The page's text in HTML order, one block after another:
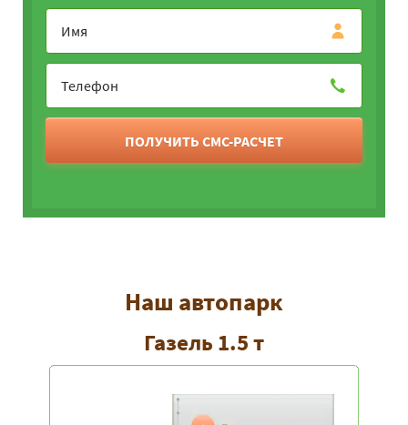
ПОЛУЧИТЬ СМС-РАСЧЕТ
Наш автопарк
Газель 1.5 т